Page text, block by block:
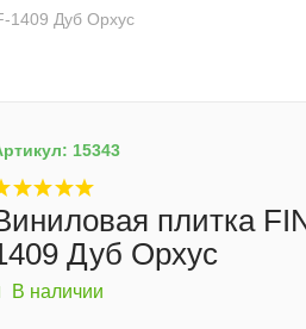
1409 Дуб Орхус
15343
плитка
Дуб Орхус
В наличии